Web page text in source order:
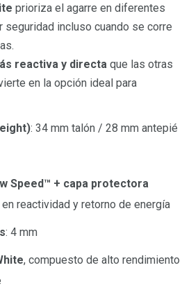
prioriza el agarre en diferentes
seguridad incluso cuando se corre
reactiva y directa que las otras
en la opción ideal para
: 34 mm talón / 28 mm antepié
Speed™ + capa protectora
reactividad y retorno de energía
: 4 mm
, compuesto de alto rendimiento